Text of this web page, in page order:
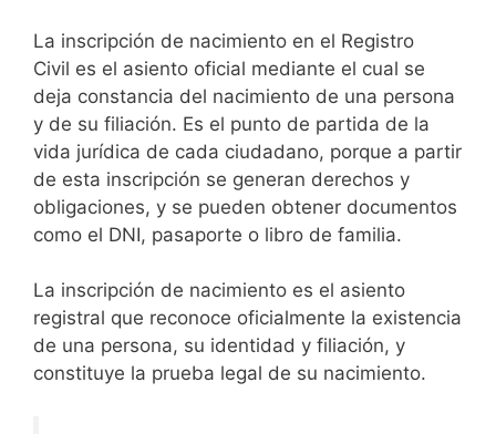
La inscripción de nacimiento en el Registro
Civil es el asiento oficial mediante el cual se
deja constancia del nacimiento de una persona
y de su filiación. Es el punto de partida de la
vida jurídica de cada ciudadano, porque a partir
de esta inscripción se generan derechos y
obligaciones, y se pueden obtener documentos
como el DNI, pasaporte o libro de familia.
La inscripción de nacimiento es el asiento
registral que reconoce oficialmente la existencia
de una persona, su identidad y filiación, y
constituye la prueba legal de su nacimiento.